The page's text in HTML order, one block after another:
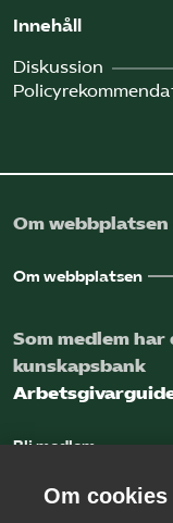
Innehåll
Diskussion
Om webbplatsen
Om webbplatsen
Som medlem
kunskapsbank
Bli medlem
Om